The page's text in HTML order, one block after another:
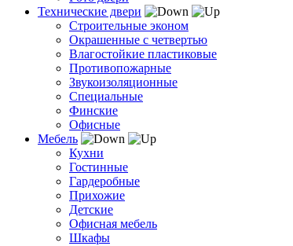
Технические двери
Строительные эконом
Окрашенные с четвертью
Влагостойкие пластиковые
Противопожарные
Звукоизоляционные
Специальные
Финские
Офисные
Мебель
Кухни
Гостинные
Гардеробные
Прихожие
Детские
Офисная мебель
Шкафы